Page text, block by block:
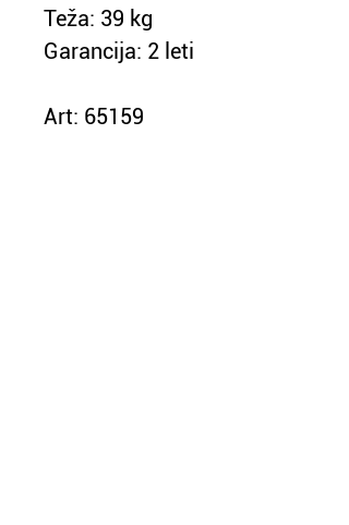
Teža: 39 kg
Garancija: 2 leti
Art: 65159